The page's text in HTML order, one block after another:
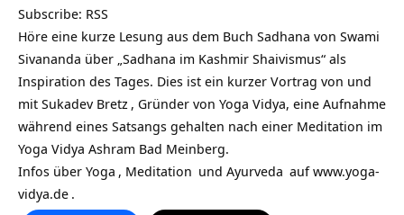
Subscribe: RSS
Höre eine kurze Lesung aus dem Buch Sadhana von Swami
Sivananda über „Sadhana im Kashmir Shaivismus“ als
Inspiration des Tages. Dies ist ein kurzer Vortrag von und
mit Sukadev Bretz , Gründer von Yoga Vidya, eine Aufnahme
während eines Satsangs gehalten nach einer Meditation im
Yoga Vidya Ashram Bad Meinberg.
Infos über Yoga , Meditation und Ayurveda aufwww.yoga-
vidya.de .